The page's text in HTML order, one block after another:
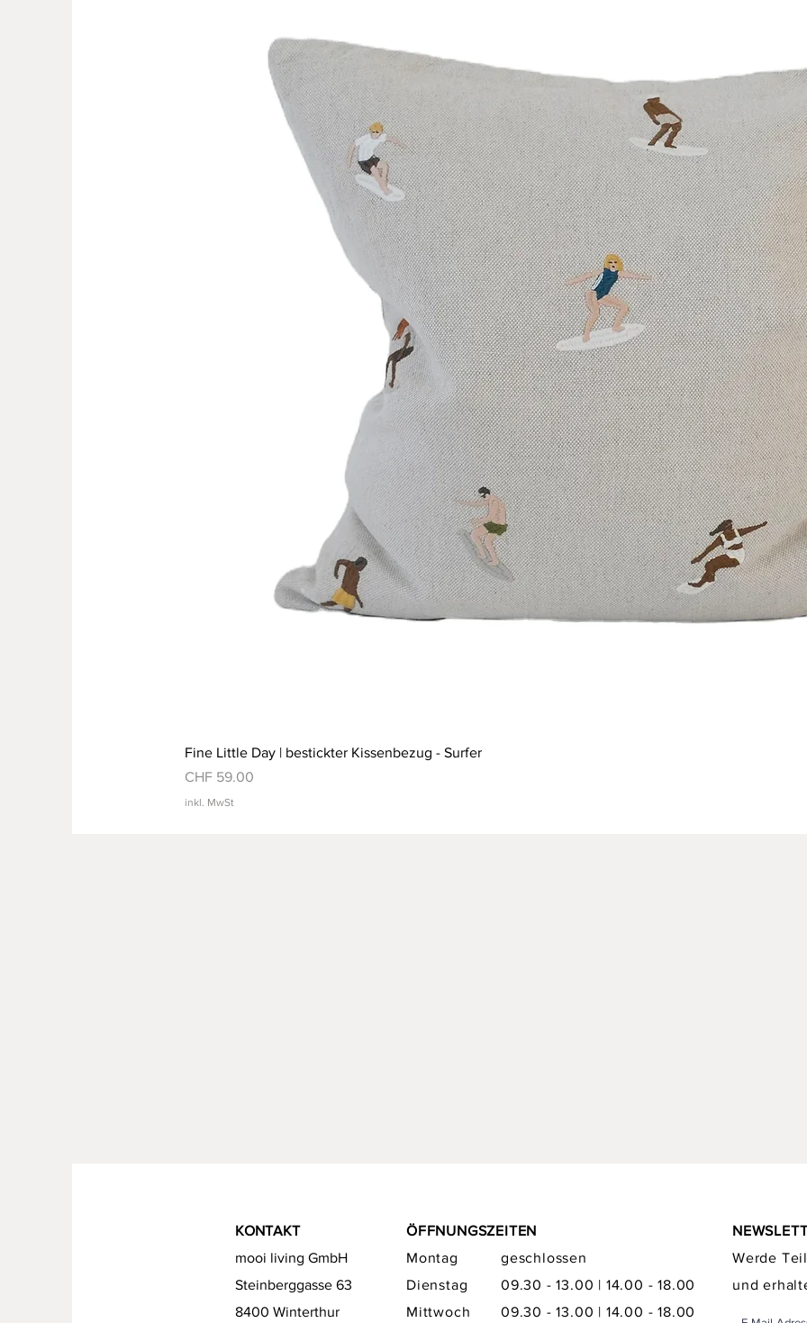
Fine Little Day | bestickter Kissenbezug - Surfer
Preis
CHF 59.00
inkl. MwSt
KONTAKT
mooi living GmbH
Steinberggasse 63
8400 Winterthur
ÖFFNUNGSZEITEN
Montag
Dienstag
Mittwoch
geschlossen
09.30 - 13.00 | 14.00 - 18.00
09.30 - 13.00 | 14.00 - 18.00
Werde
und